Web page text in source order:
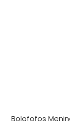
Bolofofos